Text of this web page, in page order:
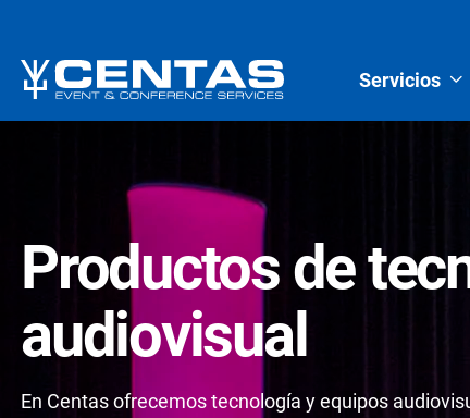
Servicios
Productos de
audiovisual
En Centas ofrecemos tecnología y equipos